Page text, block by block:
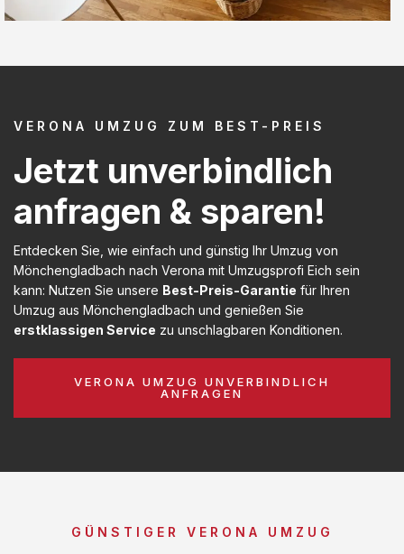
VERONA UMZUG ZUM BEST-PREIS
Jetzt unverbindlich
anfragen & sparen!
Entdecken Sie, wie einfach und günstig Ihr Umzug von
Mönchengladbach nach Verona mit Umzugsprofi Eich sein
kann: Nutzen Sie unsere Best-Preis-Garantie für Ihren
Umzug aus Mönchengladbach und genießen Sie
erstklassigen Service zu unschlagbaren Konditionen.
VERONA UMZUG UNVERBINDLICH
ANFRAGEN
GÜNSTIGER VERONA UMZUG